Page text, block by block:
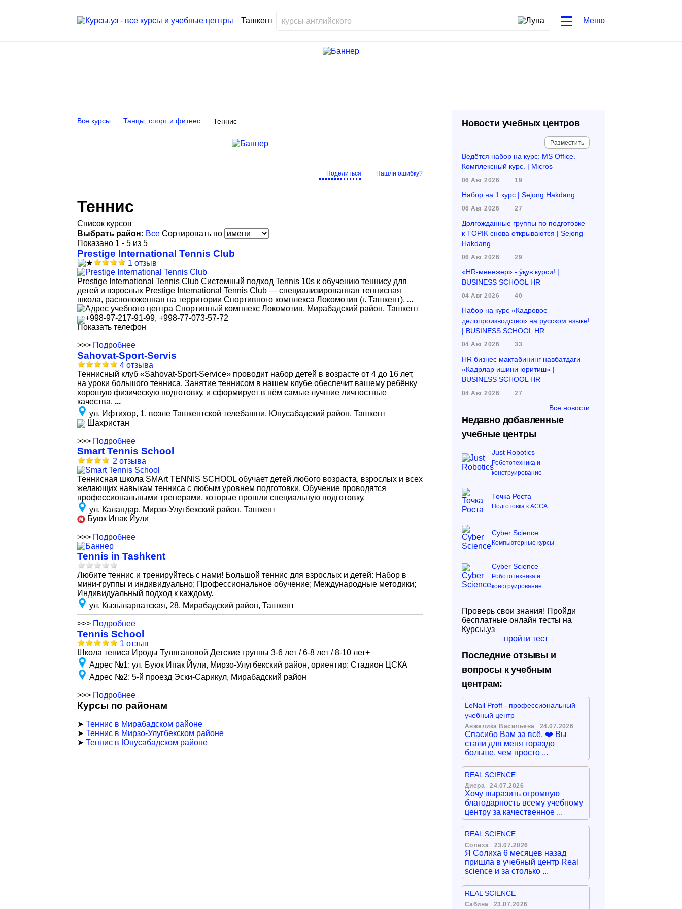
Ташкент Меню
Все курсы Танцы, спорт и фитнес Теннис
Поделиться Нашли ошибку?
Теннис
Список курсов
Выбрать район: Все Сортировать по
Показано 1 - 5 из 5
Prestige International Tennis Club
1 отзыв
Prestige International Tennis Club Системный подход Tennis 10s к обучению теннису для
детей и взрослых Prestige International Tennis Club — специализированная теннисная
школа, расположенная на территории Спортивного комплекса Локомотив (г. Ташкент). ...
Спортивный комплекс Локомотив, Мирабадский район, Ташкент
+998-97-217-91-99, +998-77-073-57-72
Показать телефон
>>> Подробнее
Sahovat-Sport-Servis
4 отзыва
Теннисный клуб «Sahovat-Sport-Service» проводит набор детей в возрасте от 4 до 16 лет,
на уроки большого тенниса. Занятие теннисом в нашем клубе обеспечит вашему ребёнку
хорошую физическую подготовку, и сформирует в нём самые лучшие личностные
качества, ...
ул. Ифтихор, 1, возле Ташкентской телебашни, Юнусабадский район, Ташкент
Шахристан
>>> Подробнее
Smart Tennis School
2 отзыва
Теннисная школа SMArt TENNIS SCHOOL обучает детей любого возраста, взрослых и всех
желающих навыкам тенниса с любым уровнем подготовки. Обучение проводятся
профессиональными тренерами, которые прошли специальную подготовку.
ул. Каландар, Мирзо-Улугбекский район, Ташкент
Буюк Ипак Йули
>>> Подробнее
Tennis in Tashkent
Любите теннис и тренируйтесь с нами! Большой теннис для взрослых и детей: Набор в
мини-группы и индивидуально; Профессиональное обучение; Международные методики;
Индивидуальный подход к каждому.
ул. Кызыларватская, 28, Мирабадский район, Ташкент
>>> Подробнее
Tennis School
1 отзыв
Школа тениса Ироды Тулягановой Детские группы 3-6 лет / 6-8 лет / 8-10 лет+
Адрес №1: ул. Буюк Ипак Йули, Мирзо-Улугбекский район, ориентир: Стадион ЦСКА
Адрес №2: 5-й проезд Эски-Сарикул, Мирабадский район
>>> Подробнее
Курсы по районам
➤ Теннис в Мирабадском районе
➤ Теннис в Мирзо-Улугбекском районе
➤ Теннис в Юнусабадском районе
Новости учебных центров
Разместить
Ведётся набор на курс: MS Office.
Комплексный курс. | Micros
06 Авг 2026 19
Набор на 1 курс | Sejong Hakdang
06 Авг 2026 27
Долгожданные группы по подготовке
к TOPIK снова открываются | Sejong
Hakdang
06 Авг 2026 29
«HR-менежер» - ўқув курси! |
BUSINESS SCHOOL HR
04 Авг 2026 40
Набор на курс «Кадровое
делопроизводство» на русском языке!
| BUSINESS SCHOOL HR
04 Авг 2026 33
HR бизнес мактабининг навбатдаги
«Кадрлар ишини юритиш» |
BUSINESS SCHOOL HR
04 Авг 2026 27
Все новости
Недавно добавленные
учебные центры
Just Robotics
Робототехника и
конструирование
Точка Роста
Подготовка к ACCA
Cyber Science
Компьютерные курсы
Cyber Science
Робототехника и
конструирование
Проверь свои знания! Пройди
бесплатные онлайн тесты на
Курсы.уз
пройти тест
Последние отзывы и
вопросы к учебным
центрам:
LeNail Proff - профессиональный
учебный центр
Анжелика Васильева 24.07.2026
Спасибо Вам за всё. ❤️ Вы
стали для меня гораздо
больше, чем просто ...
REAL SCIENCE
Диера 24.07.2026
Хочу выразить огромную
благодарность всему учебному
центру за качественное ...
REAL SCIENCE
Солиха 23.07.2026
Я Солиха 6 месяцев назад
пришла в учебный центр Real
science и за столько ...
REAL SCIENCE
Сабина 23.07.2026